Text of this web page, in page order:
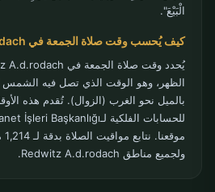
الْبَيْعَ".
كيف يُحسب وقت صلاة الجمعة في Redwitz A.d.rodach؟
الظهر، وهو الوقت الذي تصل فيه الشمس
بالميل نحو الغرب (الزوال). تُقدم هذه
ولجميع مناطق Redwitz A.d.rodach.